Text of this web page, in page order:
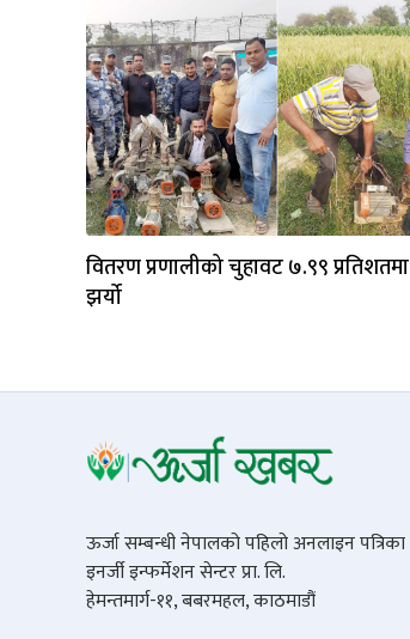
वितरण प्रणालीको चुहावट ७.९९ प्रतिशतमा
झर्यो
ऊर्जा सम्बन्धी नेपालको पहिलो अनलाइन पत्रिका
इनर्जी इन्फर्मेशन सेन्टर प्रा. लि.
हेमन्तमार्ग-११, बबरमहल, काठमाडौं